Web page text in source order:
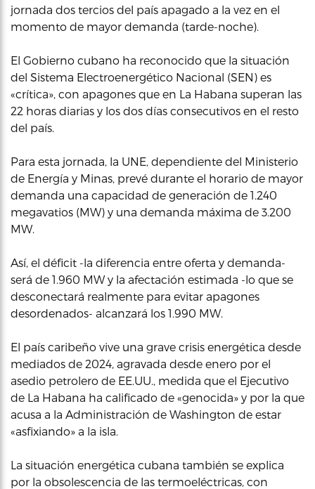
jornada dos tercios del país apagado a la vez en el
momento de mayor demanda (tarde-noche).
El Gobierno cubano ha reconocido que la situación
del Sistema Electroenergético Nacional (SEN) es
«crítica», con apagones que en La Habana superan las
22 horas diarias y los dos días consecutivos en el resto
del país.
Para esta jornada, la UNE, dependiente del Ministerio
de Energía y Minas, prevé durante el horario de mayor
demanda una capacidad de generación de 1.240
megavatios (MW) y una demanda máxima de 3.200
MW.
Así, el déficit -la diferencia entre oferta y demanda-
será de 1.960 MW y la afectación estimada -lo que se
desconectará realmente para evitar apagones
desordenados- alcanzará los 1.990 MW.
El país caribeño vive una grave crisis energética desde
mediados de 2024, agravada desde enero por el
asedio petrolero de EE.UU., medida que el Ejecutivo
de La Habana ha calificado de «genocida» y por la que
acusa a la Administración de Washington de estar
«asfixiando» a la isla.
La situación energética cubana también se explica
por la obsolescencia de las termoeléctricas, con